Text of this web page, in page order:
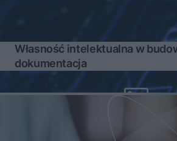
Własność intelektualna w
dokumentacja